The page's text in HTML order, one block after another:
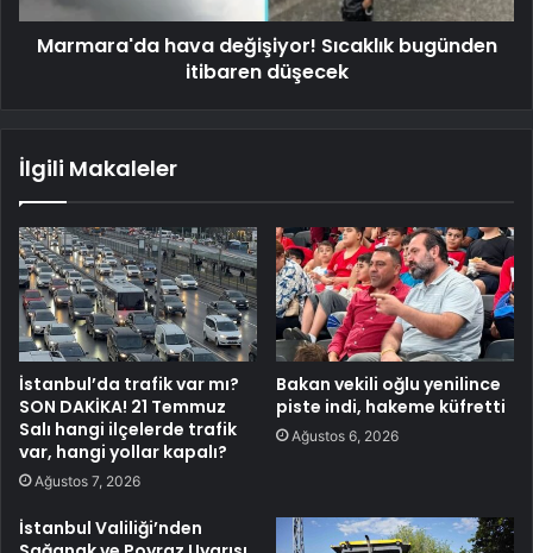
Marmara'da hava değişiyor! Sıcaklık bugünden
itibaren düşecek
İlgili Makaleler
İstanbul’da trafik var mı?
SON DAKİKA! 21 Temmuz
Salı hangi ilçelerde trafik
var, hangi yollar kapalı?
Ağustos 7, 2026
Bakan vekili oğlu yenilince
piste indi, hakeme küfretti
Ağustos 6, 2026
İstanbul Valiliği’nden